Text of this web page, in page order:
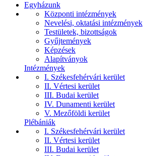
Egyházunk
Központi intézmények
Nevelési, oktatási intézmények
Testületek, bizottságok
Gyűjtemények
Képzések
Alapítványok
Intézmények
I. Székesfehérvári kerület
II. Vértesi kerület
III. Budai kerület
IV. Dunamenti kerület
V. Mezőföldi kerület
Plébániák
I. Székesfehérvári kerület
II. Vértesi kerület
III. Budai kerület